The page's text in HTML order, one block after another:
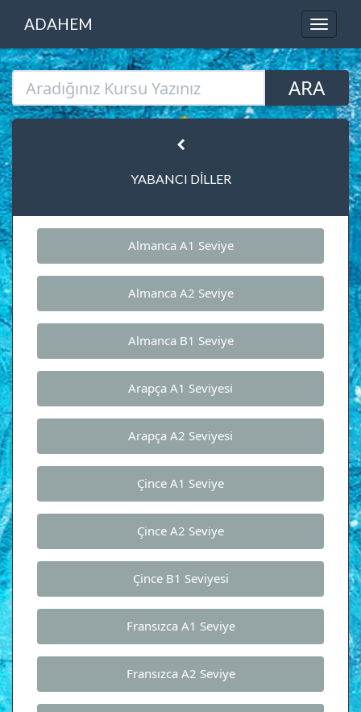
ADAHEM
YABANCI DİLLER
Almanca A1 Seviye
Almanca A2 Seviye
Almanca B1 Seviye
Arapça A1 Seviyesi
Arapça A2 Seviyesi
Çince A1 Seviye
Çince A2 Seviye
Çince B1 Seviyesi
Fransızca A1 Seviye
Fransızca A2 Seviye